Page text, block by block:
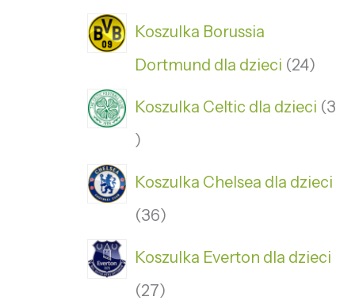
Koszulka Borussia
Dortmund dla dzieci 24
Koszulka Celtic dla dzieci 3
Koszulka Chelsea dla dzieci
36
Koszulka Everton dla dzieci
27